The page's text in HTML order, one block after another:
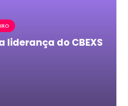
liderança do CBEXS